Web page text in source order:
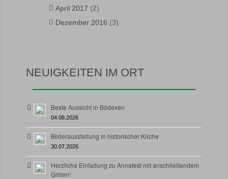
April 2017 (2)
Dezember 2016 (3)
NEUIGKEITEN IM ORT
Beste Aussicht in Bödexen
04.08.2026
Bilderausstellung in historischer Kirche
30.07.2026
Herzliche Einladung zu Annafest mit anschließendem
Grillen!